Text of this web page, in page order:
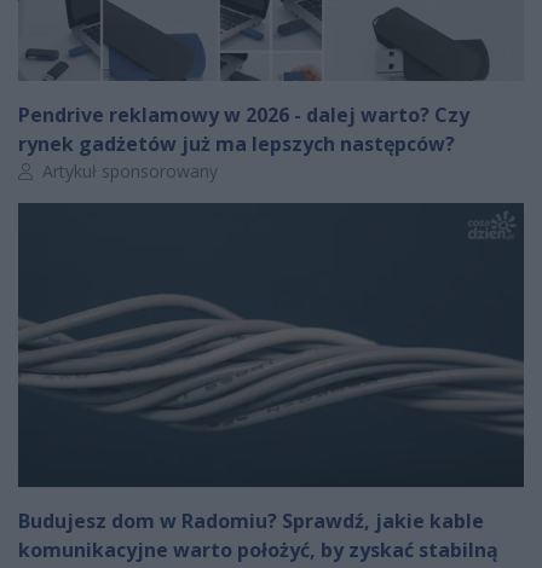
Pendrive reklamowy w 2026 - dalej warto? Czy
rynek gadżetów już ma lepszych następców?
Autor artykułu:
Artykuł sponsorowany
Budujesz dom w Radomiu? Sprawdź, jakie kable
komunikacyjne warto położyć, by zyskać stabilną